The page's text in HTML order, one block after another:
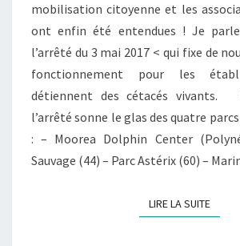
mobilisation citoyenne et les
ont enfin été entendues ! Je
l’arrêté du 3 mai 2017 < qui fixe de
fonctionnement pour les
détiennent des cétacés vivants.
l’arrêté sonne le glas des quatre
: – Moorea Dolphin Center
Sauvage (44) – Parc Astérix (60) –
LIRE LA SUITELIRE